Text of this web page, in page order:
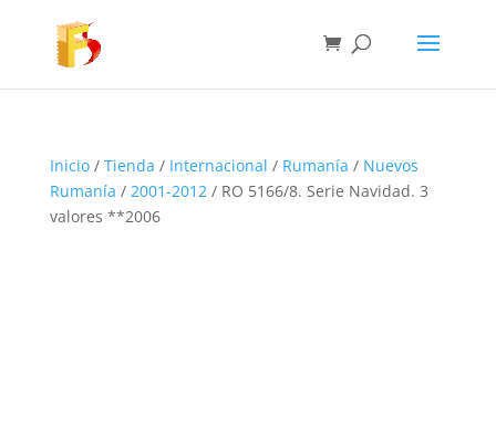
Inicio/ Tienda / Internacional / Rumanía / Nuevos
Rumanía / 2001-2012/ RO 5166/8. Serie Navidad. 3
valores **2006